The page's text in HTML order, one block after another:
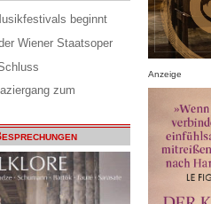
beginnt
Wiener Staatsoper
zum
Anzeige